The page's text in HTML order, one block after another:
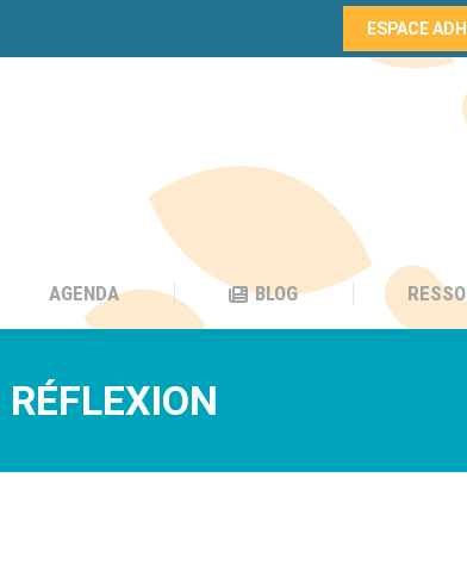
ESPACE
AGENDA BLOG
RÉFLEXION